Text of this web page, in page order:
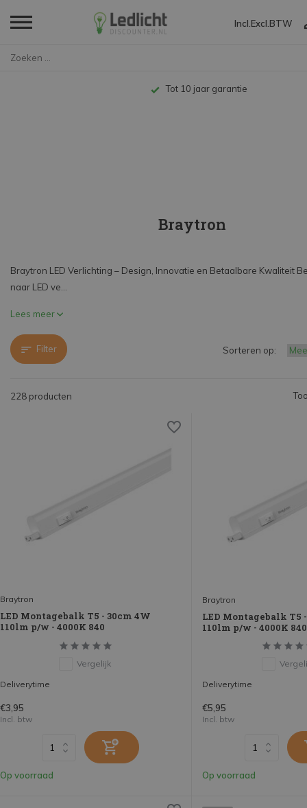
Incl. Excl. BTW
Tot 10 jaar garantie
Braytron
Braytron LED Verlichting – Design, Innovatie en Betaalbare Kwaliteit
naar LED ve...
Lees meer
Filter
228 producten
Sorteren op:
Braytron
LED Montagebalk T5 - 30cm 4W
110lm p/w - 4000K 840
Vergelijk
Deliverytime
€3,95
Incl. btw
Op voorraad
Braytron
LED Montagebalk T5
110lm p/w - 4000K 840
Deliverytime
€5,95
Incl. btw
Op voorraad